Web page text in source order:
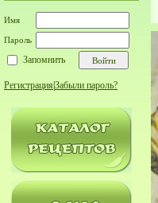
Имя
Пароль
Запомнить
Регистрация Забыли пароль?